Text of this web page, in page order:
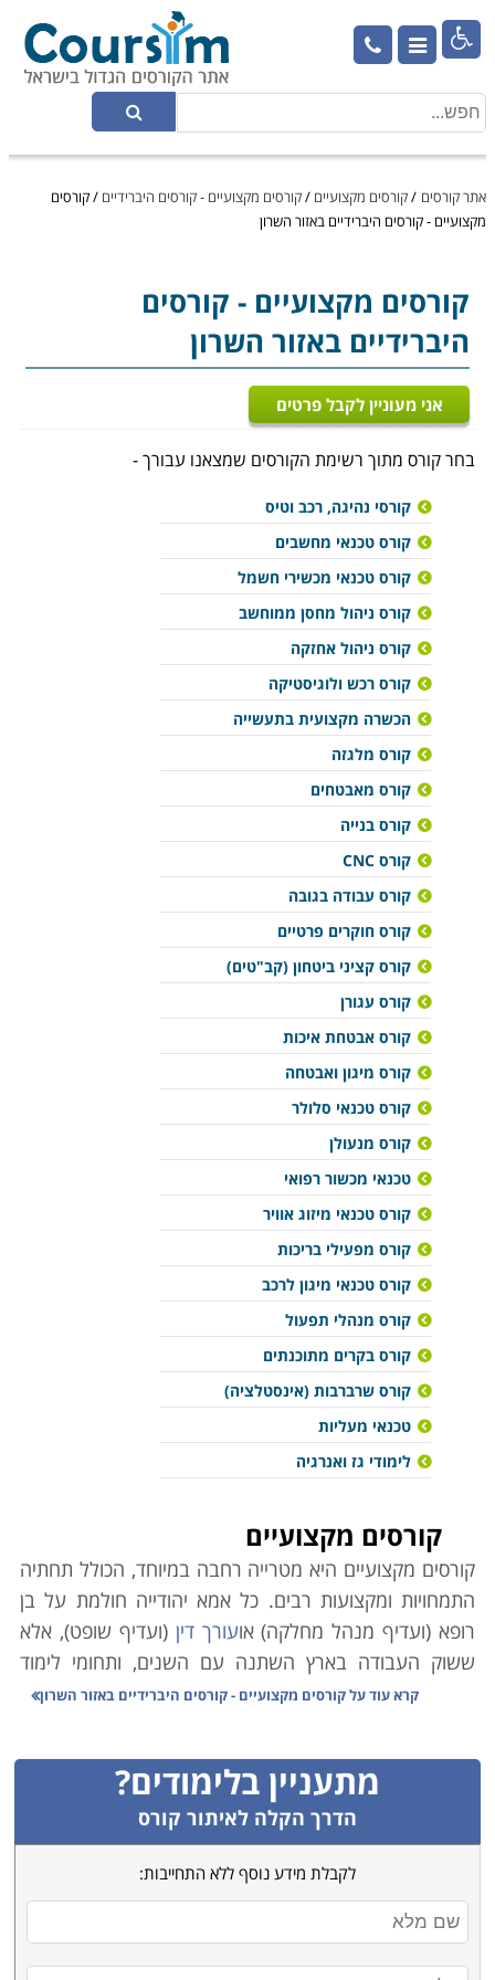

אתר קורסים /קורסים מקצועיים /קורסים מקצועיים - קורסים היברידיים /קורסים
מקצועיים - קורסים היברידיים באזור השרון
קורסים מקצועיים - קורסים
היברידיים באזור השרון
אני מעוניין לקבל פרטים
בחר קורס מתוך רשימת הקורסים שמצאנו עבורך -
קורסי נהיגה, רכב וטיס
קורס טכנאי מחשבים
קורס טכנאי מכשירי חשמל
קורס ניהול מחסן ממוחשב
קורס ניהול אחזקה
קורס רכש ולוגיסטיקה
הכשרה מקצועית בתעשייה
קורס מלגזה
קורס מאבטחים
קורס בנייה
קורס CNC
קורס עבודה בגובה
קורס חוקרים פרטיים
קורס קציני ביטחון (קב"טים)
קורס עגורן
קורס אבטחת איכות
קורס מיגון ואבטחה
קורס טכנאי סלולר
קורס מנעולן
טכנאי מכשור רפואי
קורס טכנאי מיזוג אוויר
קורס מפעילי בריכות
קורס טכנאי מיגון לרכב
קורס מנהלי תפעול
קורס בקרים מתוכנתים
קורס שרברבות (אינסטלציה)
טכנאי מעליות
לימודי גז ואנרגיה
קורסים מקצועיים
קורסים מקצועיים היא מטרייה רחבה במיוחד, הכולל תחתיה
התמחויות ומקצועות רבים. כל אמא יהודייה חולמת על בן
רופא (ועדיף מנהל מחלקה) אועורך דין (ועדיף שופט), אלא
ששוק העבודה בארץ השתנה עם השנים, ותחומי לימוד
אקדמיים רבים אינם מבטיחים עבודה יציבה ופרנסה בענף.
כמו כן ירידת קרנם (הבלתי-מוצדקת) של בתי הספר
המלמדים קורסים מקצועיים גרמה למחסור משמעותי במשק
בידיים עובדות ומיומנות בענפים שונים.
משרד הכלכלה הוא הגורם הממלכתי אשר מנסה לסייע
באיזון הנדרש, וגורמי המחקר הממונים בו פרסמו טבלה
זו אשר מנתחת את המקצועות השונים בהתאם לצרכי השוק,
הביקוש לעובדים והשכר על פי מקצועות. הנתונים בה
מצביעים במובהק על מגמות אשר ממילא מדובר בהן רבות.
קרא עוד עלקורסים מקצועיים - קורסים היברידיים באזור השרון
מתעניין בלימודים?
הדרך הקלה לאיתור קורס
לקבלת מידע נוסף ללא התחייבות: